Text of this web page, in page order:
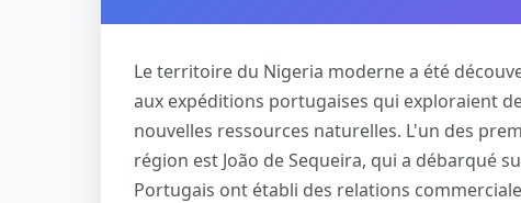
Le territoire du Nigeria moderne a été
aux expéditions portugaises qui exploraient
nouvelles ressources naturelles. L'un des
région est João de Sequeira, qui a débarqué
Portugais ont établi des relations